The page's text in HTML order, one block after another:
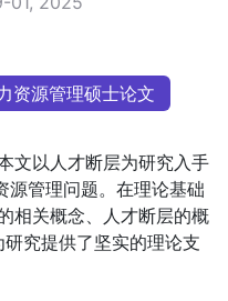
资源管理硕士论文
文以人才断层为研究入手
源管理问题。在理论基础
相关概念、人才断层的概
究提供了坚实的理论支